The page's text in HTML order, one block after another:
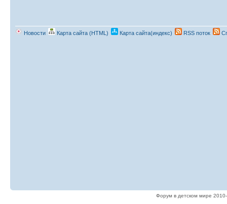
Новости Карта сайта (HTML) Карта сайта(индекс) RSS поток
Форум в детском мире